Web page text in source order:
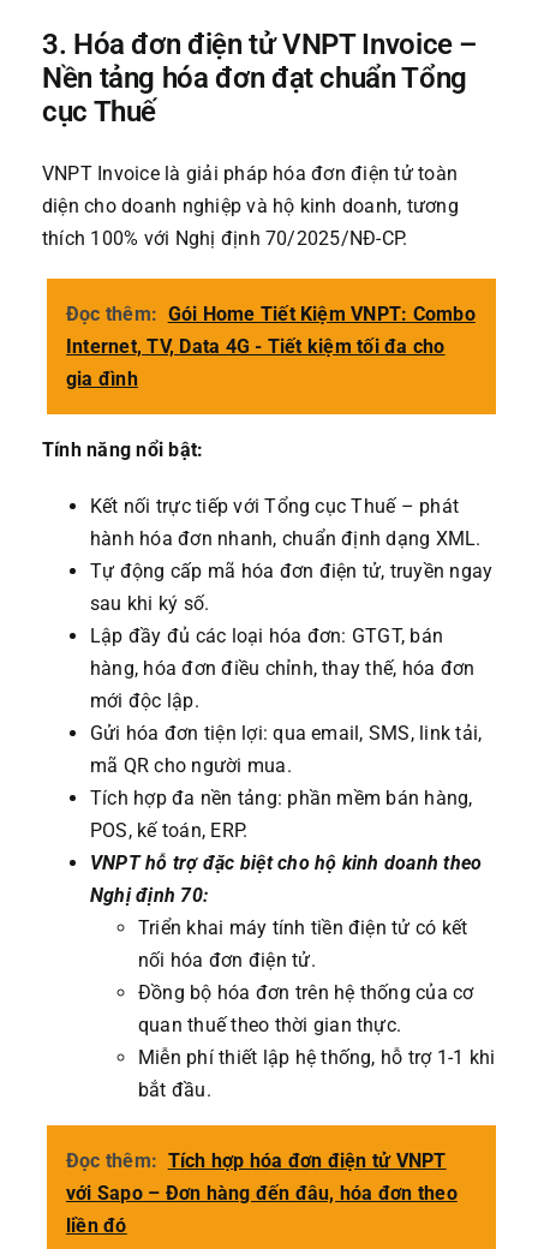
3. Hóa đơn điện tử VNPT Invoice –
Nền tảng hóa đơn đạt chuẩn Tổng
cục Thuế
VNPT Invoice là giải pháp hóa đơn điện tử toàn
diện cho doanh nghiệp và hộ kinh doanh, tương
thích 100% với Nghị định 70/2025/NĐ-CP.
Đọc thêm: Gói Home Tiết Kiệm VNPT: Combo
Internet, TV, Data 4G - Tiết kiệm tối đa cho
gia đình
Tính năng nổi bật:
Kết nối trực tiếp với Tổng cục Thuế – phát
hành hóa đơn nhanh, chuẩn định dạng XML.
Tự động cấp mã hóa đơn điện tử, truyền ngay
sau khi ký số.
Lập đầy đủ các loại hóa đơn: GTGT, bán
hàng, hóa đơn điều chỉnh, thay thế, hóa đơn
mới độc lập.
Gửi hóa đơn tiện lợi: qua email, SMS, link tải,
mã QR cho người mua.
Tích hợp đa nền tảng: phần mềm bán hàng,
POS, kế toán, ERP.
VNPT hỗ trợ đặc biệt cho hộ kinh doanh theo
Nghị định 70:
Triển khai máy tính tiền điện tử có kết
nối hóa đơn điện tử.
Đồng bộ hóa đơn trên hệ thống của cơ
quan thuế theo thời gian thực.
Miễn phí thiết lập hệ thống, hỗ trợ 1-1 khi
bắt đầu.
Đọc thêm: Tích hợp hóa đơn điện tử VNPT
với Sapo – Đơn hàng đến đâu, hóa đơn theo
liền đó